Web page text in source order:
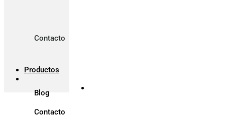
Contacto
Productos
Blog
Contacto